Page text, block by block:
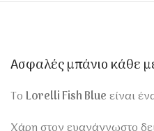
Ασφαλές μπάνιο κάθε
Το Lorelli Fish Blueείναι